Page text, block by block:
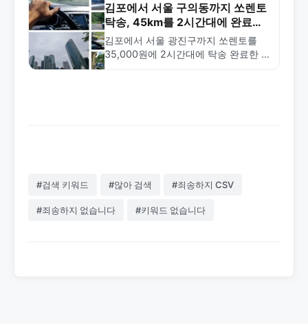
김포에서 서울 구의동까지 쏘렌토
탁송, 45km를 2시간대에 완료한
사례
김포에서 서울 광진구까지 쏘렌토를
35,000원에 2시간대에 탁송 완료한 사
#검색 키워드 #않아 검색 #죄송하지 CSV
#죄송하지 없습니다 #키워드 없습니다